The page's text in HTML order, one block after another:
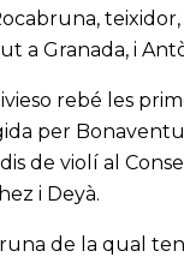
teixidor,
a Granada, i
rebé les
per
de violí al
i Deyà.
de la qual